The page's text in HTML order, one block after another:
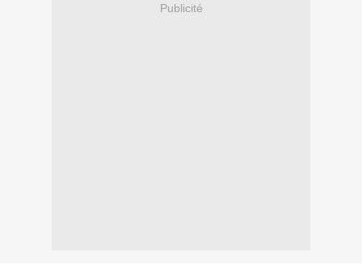
Publicité